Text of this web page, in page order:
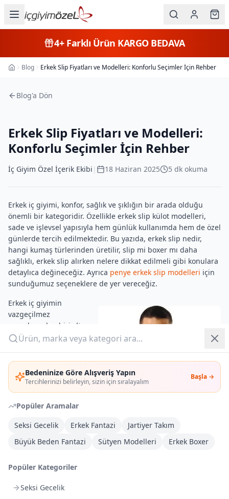
Bedeninize Göre Alışveriş Yapın
Tercihlerinizi belirleyin, sizin için sıralayalım
Başla →
Popüler Aramalar
Seksi Gecelik
Erkek Fantazi
Jartiyer Takım
Büyük Beden Fantazi
Sütyen Modelleri Erkek Boxer
Popüler Kategoriler
Seksi Gecelik
Kategorileri
Kadın
Erkek
Fantazi
Büyük
Beden
Markalar
Plaj & Mayo
Yazlık Pijama
Kampanyalar
OUTLET
Giriş Yap
Üye Ol
4+Farklı Ürün KARGO BEDAVA
Ana Sayfa
Blog Erkek Slip Fiyatları ve Modelleri: Konforlu Seçimler İçin Rehber
Blog'a Dön
Erkek Slip Fiyatları ve Modelleri:
Konforlu Seçimler İçin Rehber
İç Giyim Özel İçerik Ekibi | 18 Haziran 2025 5 dk okuma
Erkek iç giyimi, konfor, sağlık ve şıklığın bir arada olduğu
önemli bir kategoridir. Özellikle erkek slip külot modelleri,
sade ve işlevsel yapısıyla hem günlük kullanımda hem de özel
günlerde tercih edilmektedir. Bu yazıda, erkek slip nedir,
hangi kumaş türlerinden üretilir, slip mi boxer mı daha
sağlıklı, erkek slip alırken nelere dikkat edilmeli gibi konulara
detaylıca değineceğiz. Ayrıca penye erkek slip modelleri için
sunduğumuz seçeneklere de yer vereceğiz.
Erkek iç giyimin
vazgeçilmez
parçalarından biri
slip
külotlardır. İnce ve vücuda
slip külotlar, günlük
kullanıma çok uygundur.
Özellikle penye kumaş
slipler, yumuşak dokusu
ve nefes alabilen yapısıyla
ferah bir his verir. Penye
erkek slip sayfasında
belirtildiği gibi, bu slip
konforlu bir deneyim
sunar. Ayrıca
farklı renk ve